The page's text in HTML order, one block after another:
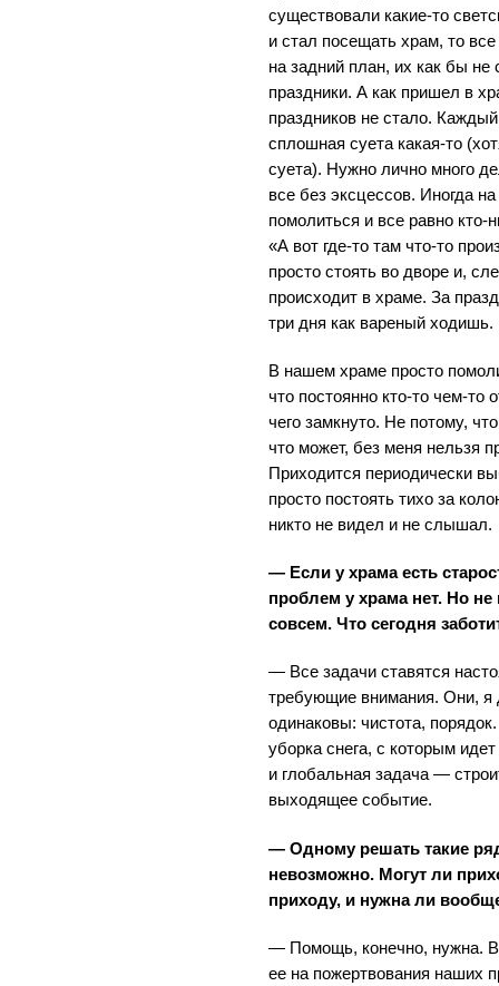
существовали какие-то
и стал посещать храм, то
на задний план, их как бы
праздники. А как пришел в
праздников не стало.
сплошная суета какая-то
суета). Нужно лично много
все без эксцессов. Иногда
помолиться и все равно кто-
«А вот где-то там что-то
просто стоять во дворе и,
происходит в храме. За
три дня как вареный ходишь.
В нашем храме просто
что постоянно кто-то чем-то
чего замкнуто. Не потому,
что может, без меня нельзя
Приходится периодически
просто постоять тихо за
никто не видел и не слышал.
— Если у храма есть
проблем у храма нет. Но
совсем. Что сегодня
— Все задачи ставятся
требующие внимания. Они, я
одинаковы: чистота,
уборка снега, с которым
и глобальная задача —
выходящее событие.
— Одному решать такие
невозможно. Могут ли
приходу, и нужна ли
— Помощь, конечно, нужна.
ее на пожертвования наших